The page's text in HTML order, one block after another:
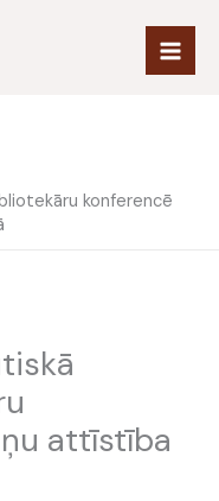
konferencē
attīstība